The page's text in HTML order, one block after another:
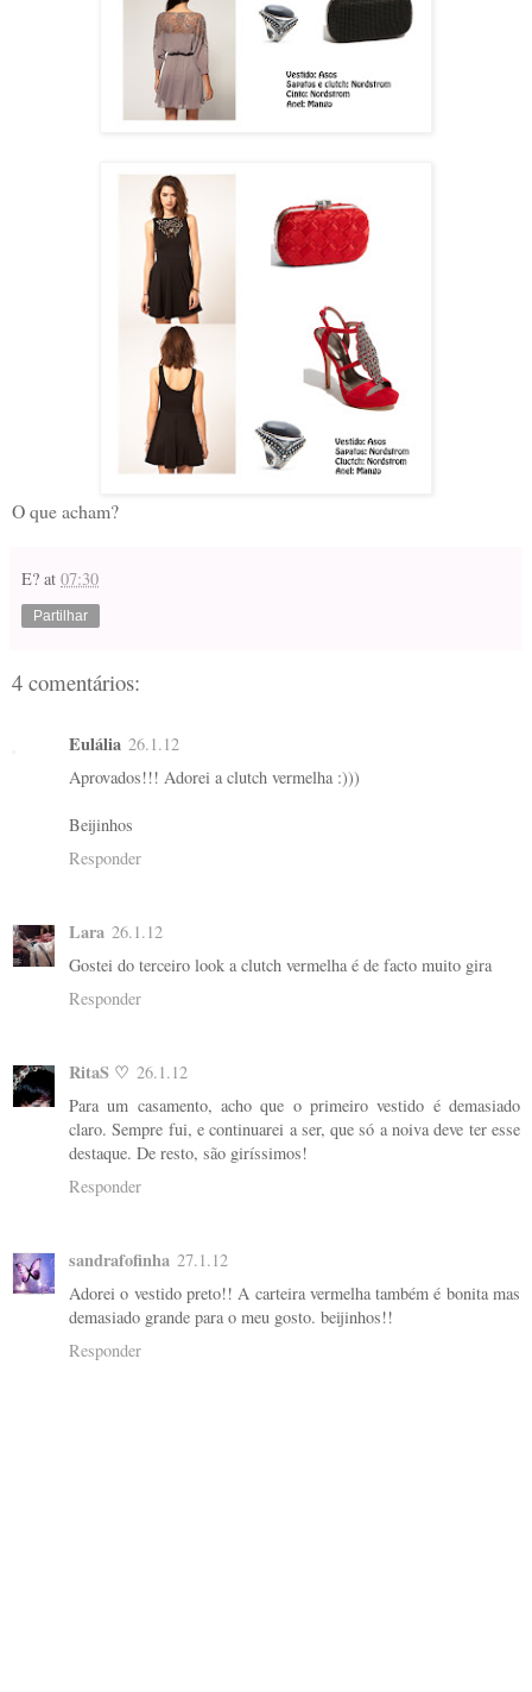
O que acham?
E? at 07:30
Partilhar
4 comentários:
Eulália 26.1.12
Aprovados!!! Adorei a clutch vermelha :)))
Beijinhos
Responder
Lara 26.1.12
Gostei do terceiro look a clutch vermelha é de facto muito gira
Responder
RitaS ♡ 26.1.12
Para um casamento, acho que o primeiro vestido é demasiado
claro. Sempre fui, e continuarei a ser, que só a noiva deve ter esse
destaque. De resto, são giríssimos!
Responder
sandrafofinha 27.1.12
Adorei o vestido preto!! A carteira vermelha também é bonita mas
demasiado grande para o meu gosto. beijinhos!!
Responder